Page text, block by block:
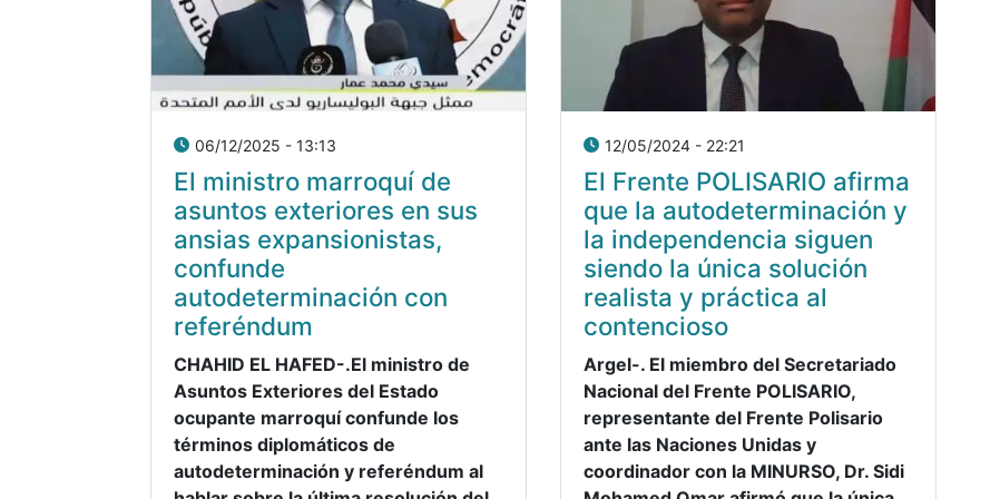
06/12/2025 - 13:13
El ministro marroquí de
asuntos exteriores en sus
ansias expansionistas,
confunde
autodeterminación con
referéndum
CHAHID EL HAFED-.El ministro de
Asuntos Exteriores del Estado
ocupante marroquí confunde los
términos diplomáticos de
autodeterminación y referéndum al
12/05/2024 - 22:21
El Frente POLISARIO afirma
que la autodeterminación y
la independencia siguen
siendo la única solución
realista y práctica al
contencioso
Argel-. El miembro del Secretariado
Nacional del Frente POLISARIO,
representante del Frente Polisario
ante las Naciones Unidas y
coordinador con la MINURSO, Dr. Sidi